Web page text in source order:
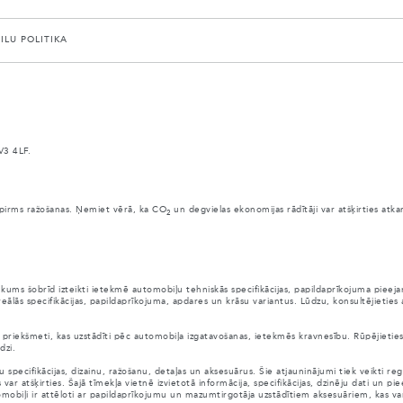
POLITIKA
4LF.
ražošanas. Ņemiet vērā, ka CO2 un degvielas ekonomijas rādītāji var atšķirties
šobrīd izteikti ietekmē automobiļu tehniskās specifikācijas, papildaprīkojuma
specifikācijas, papildaprīkojuma, apdares un krāsu variantus. Lūdzu,
kas uzstādīti pēc automobiļa izgatavošanas, ietekmēs kravnesību.
dizainu, ražošanu, detaļas un aksesuārus. Šie atjauninājumi tiek veikti
atšķirties. Šajā tīmekļa vietnē izvietotā informācija, specifikācijas, dzinēju dati un
ir attēloti ar papildaprīkojumu un mazumtirgotāja uzstādītiem aksesuāriem, kas